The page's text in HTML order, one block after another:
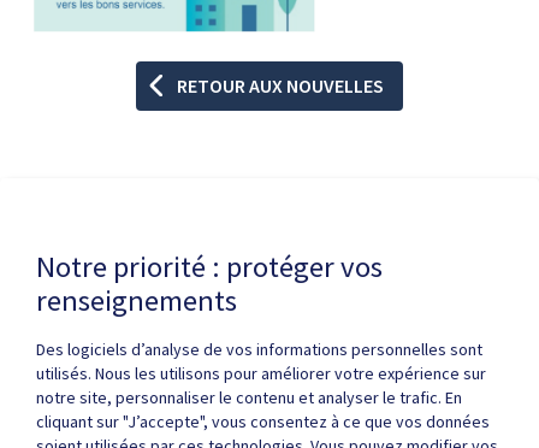
RETOUR AUX NOUVELLES
Politique de confidentialité
Droits d'auteur / autorisation
Notre priorité : protéger vos
renseignements
Des logiciels d’analyse de vos informations personnelles sont
utilisés. Nous les utilisons pour améliorer votre expérience sur
notre site, personnaliser le contenu et analyser le trafic. En
cliquant sur "J’accepte", vous consentez à ce que vos données